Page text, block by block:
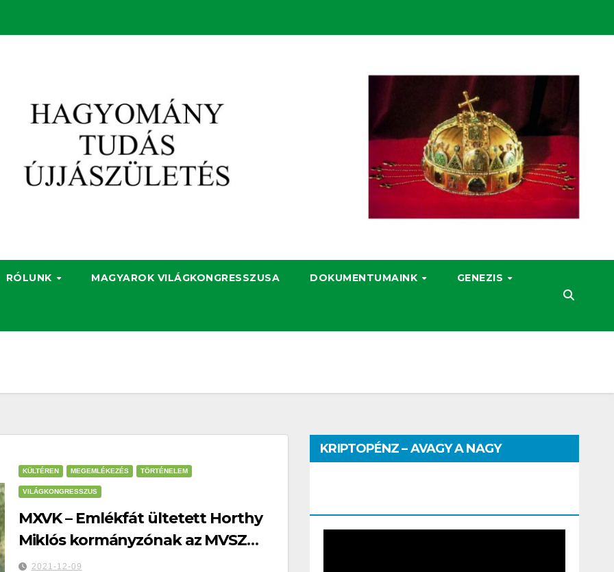
RÓLUNK MAGYAROK VILÁGKONGRESSZUSA DOKUMENTUMAINK GENEZIS
KÜLTÉREN MEGEMLÉKEZÉS TÖRTÉNELEM
VILÁGKONGRESSZUS
MXVK – Emlékfát ültetett Horthy
Miklós kormányzónak az MVSZ
Ópusztaszeren
2021-12-09
KRIPTOPÉNZ – AVAGY A NAGY